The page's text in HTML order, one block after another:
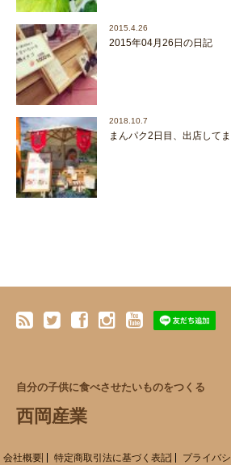
2015.4.26
2015年04月26日の日記
2018.10.7
まんパク2日目、出店してま
自分の子供に食べさせたいものをつくる
西岡産業
会社概要 特定商取引法に基づく表記 プライバ